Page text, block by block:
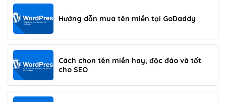
Hướng dẫn mua tên miền tại GoDaddy
Cách chọn tên miền hay, độc đáo và tốt
cho SEO